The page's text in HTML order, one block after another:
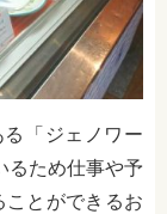
「ジェノワー
ため仕事や予
とができるお